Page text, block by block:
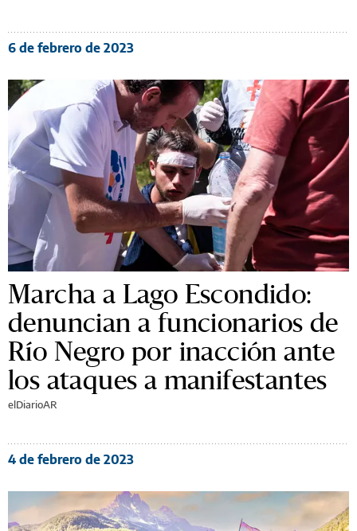
6 de febrero de 2023
Marcha a Lago Escondido:
denuncian a funcionarios de
Río Negro por inacción ante
los ataques a manifestantes
elDiarioAR
4 de febrero de 2023